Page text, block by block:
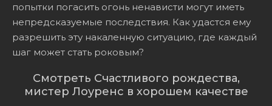
попытки погасить огонь ненависти могут иметь
непредсказуемые последствия. Как удастся ему
разрешить эту накаленную ситуацию, где каждый
шаг может стать роковым?
Смотреть Счастливого рождества,
мистер Лоуренс в хорошем качестве